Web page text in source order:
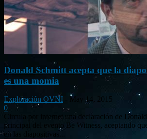
Donald Schmitt acepta que la
es una momia
Exploración OVNI
May 14, 2015
0
Circula por internet una declaración de
principal del evento Be Witness, aceptando
en las diapositivas...